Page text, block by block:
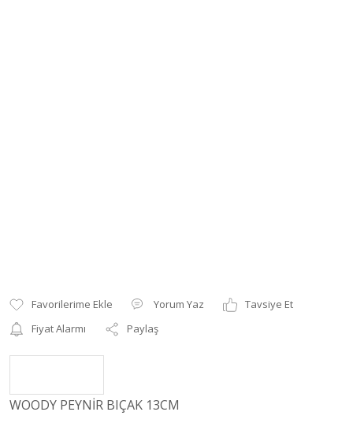
Yorum Yaz
Tavsiye Et
Fiyat Alarmı
Paylaş
WOODY PEYNİR BIÇAK 13CM